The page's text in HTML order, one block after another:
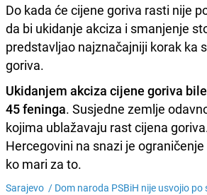
Do kada će cijene goriva rasti nije
da bi ukidanje akciza i smanjenje
predstavljao najznačajniji korak ka
goriva.
Ukidanjem akciza cijene goriva
45 feninga. Susjedne zemlje
kojima ublažavaju rast cijena
Hercegovini na snazi je
ko mari za to.
Sarajevo / Dom naroda PSBiH nije usvojio